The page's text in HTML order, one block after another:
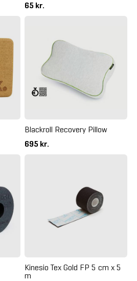
65 kr.
Blackroll Recovery Pillow
695 kr.
Kinesio Tex Gold FP 5 cm x 5
m